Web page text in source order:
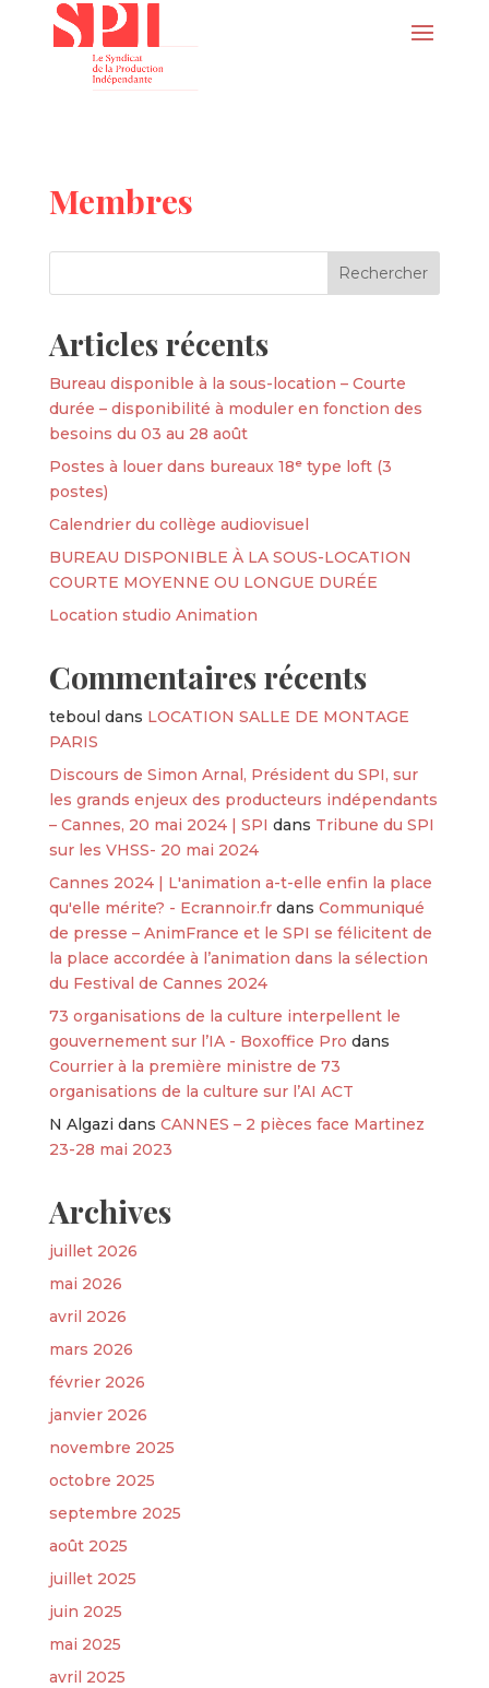
Membres
Articles récents
Bureau disponible à la sous-location – Courte
durée – disponibilité à moduler en fonction des
besoins du 03 au 28 août
Postes à louer dans bureaux 18ᵉ type loft (3
postes)
Calendrier du collège audiovisuel
BUREAU DISPONIBLE À LA SOUS-LOCATION
COURTE MOYENNE OU LONGUE DURÉE
Location studio Animation
Commentaires récents
teboul dans LOCATION SALLE DE MONTAGE
PARIS
Discours de Simon Arnal, Président du SPI, sur
les grands enjeux des producteurs indépendants
– Cannes, 20 mai 2024 | SPI dans Tribune du SPI
sur les VHSS- 20 mai 2024
Cannes 2024 | L'animation a-t-elle enfin la place
qu'elle mérite? - Ecrannoir.frdans Communiqué
de presse – AnimFrance et le SPI se félicitent de
la place accordée à l’animation dans la sélection
du Festival de Cannes 2024
73 organisations de la culture interpellent le
gouvernement sur l’IA - Boxoffice Pro dans
Courrier à la première ministre de 73
organisations de la culture sur l’AI ACT
N Algazi dans CANNES – 2 pièces face Martinez
23-28 mai 2023
Archives
juillet 2026
mai 2026
avril 2026
mars 2026
février 2026
janvier 2026
novembre 2025
octobre 2025
septembre 2025
août 2025
juillet 2025
juin 2025
mai 2025
avril 2025